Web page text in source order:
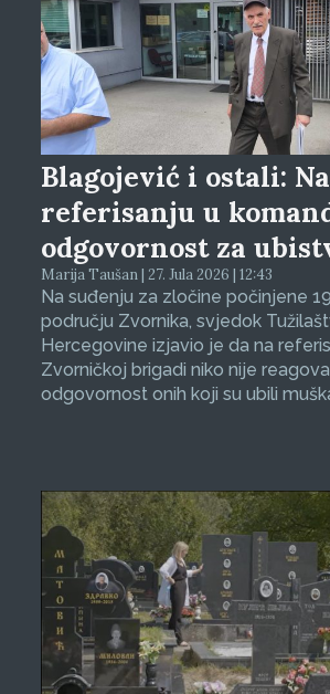
Blagojević i ostali: Na
referisanju u
odgovornost za
Marija Taušan | 27. Jula 2026 | 12:43
Na suđenju za zločine počinjene
području Zvornika, svjedok
Hercegovine izjavio je da na
Zvorničkoj brigadi niko nije
odgovornost onih koji su ubili